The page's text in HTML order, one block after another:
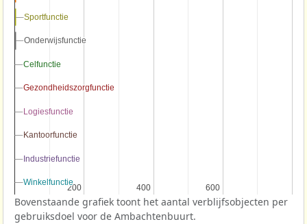
200
200 400
400 600
600
Sportfunctie
Sportfunctie
Onderwijsfunctie
Onderwijsfunctie
Celfunctie
Celfunctie
Gezondheidszorgfunctie
Gezondheidszorgfunctie
Logiesfunctie
Logiesfunctie
Kantoorfunctie
Kantoorfunctie
Industriefunctie
Industriefunctie
Winkelfunctie
Winkelfunctie
Bovenstaande grafiek toont het aantal verblijfsobjecten per
gebruiksdoel voor de Ambachtenbuurt.